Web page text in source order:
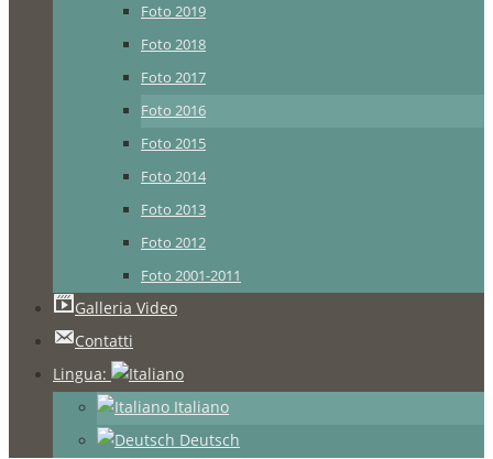
Foto 2019
Foto 2018
Foto 2017
Foto 2016
Foto 2015
Foto 2014
Foto 2013
Foto 2012
Foto 2001-2011
Galleria Video
Contatti
Lingua:
Italiano
Deutsch